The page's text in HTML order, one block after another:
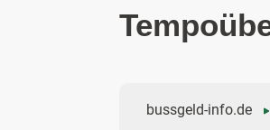
bussgeld-info.de